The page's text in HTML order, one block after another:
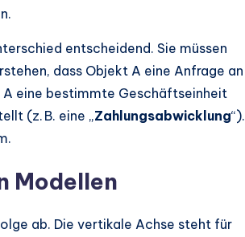
entscheidend. Sie müssen
dass Objekt A eine Anfrage an
A eine bestimmte Geschäftseinheit
(z. B. eine „Zahlungsabwicklung“).
Modellen
ab. Die vertikale Achse steht für